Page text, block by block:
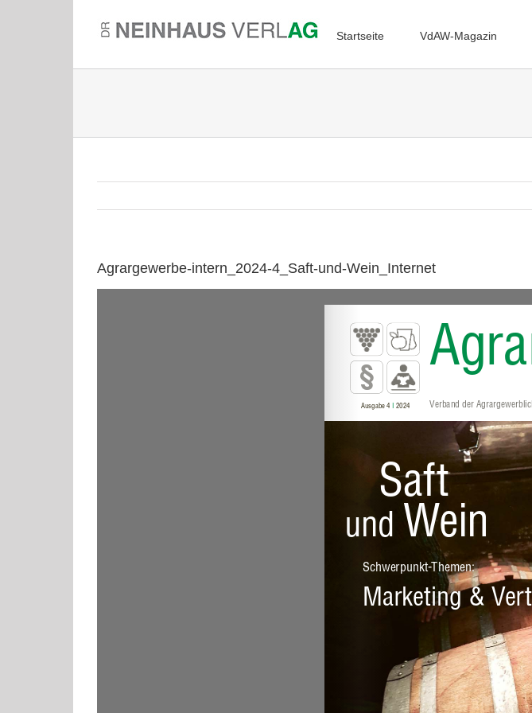
Startseite VdAW-Magazin
Agrargewerbe-intern_2024-4_Saft-und-Wein_Internet